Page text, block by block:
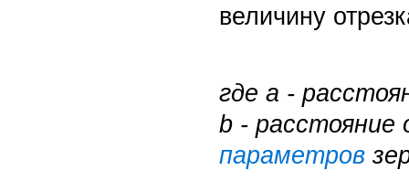
величину
где a -
b - расстояние
параметров